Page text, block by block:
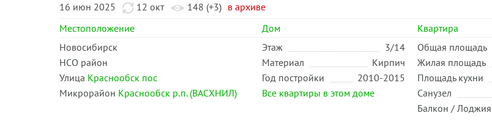
16 июн 2025
12 окт 148 (+3) в архиве
Местоположение
Дом Квартира
Новосибирск
НСО район
Улица Краснообск пос
Микрорайон Краснообск р.п. (ВАСХНИЛ)
Этаж
3/14
Материал
Кирпич
Год постройки
2010-2015
Все квартиры в этом доме
Общая площадь
Жилая площадь
Площадь кухни
Санузел
Балкон / Лоджия